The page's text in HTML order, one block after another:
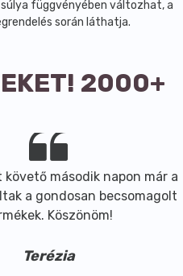
függvényében változhat, a
során láthatja.
2000+
követő második napon már a
a gondosan becsomagolt
Köszönöm!
Terézia